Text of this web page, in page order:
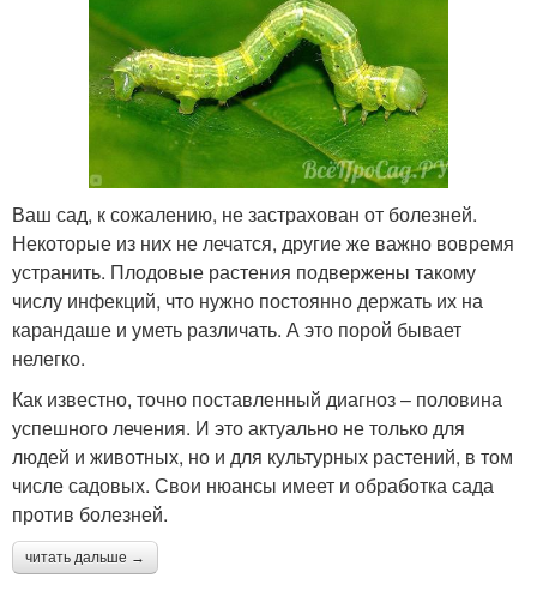
Ваш сад, к сожалению, не застрахован от болезней.
Некоторые из них не лечатся, другие же важно вовремя
устранить. Плодовые растения подвержены такому
числу инфекций, что нужно постоянно держать их на
карандаше и уметь различать. А это порой бывает
нелегко.
Как известно, точно поставленный диагноз – половина
успешного лечения. И это актуально не только для
людей и животных, но и для культурных растений, в том
числе садовых. Свои нюансы имеет и обработка сада
против болезней.
читать дальше →